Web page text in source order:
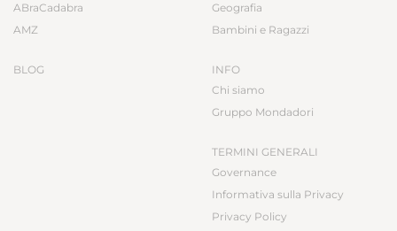
ABraCadabra
AMZ
BLOG
Geografia
Bambini e Ragazzi
INFO
Chi siamo
Gruppo Mondadori
TERMINI GENERALI
Governance
Informativa sulla Privacy
Privacy Policy